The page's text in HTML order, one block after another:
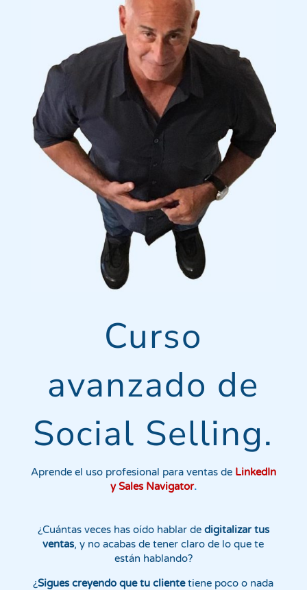
Curso
avanzado de
Social Selling.
Aprende el uso profesional para ventas de LinkedIn
y Sales Navigator.
¿Cuántas veces has oído hablar de digitalizar tus
ventas, y no acabas de tener claro de lo que te
están hablando?
¿Sigues creyendo que tu clientetiene poco o nada